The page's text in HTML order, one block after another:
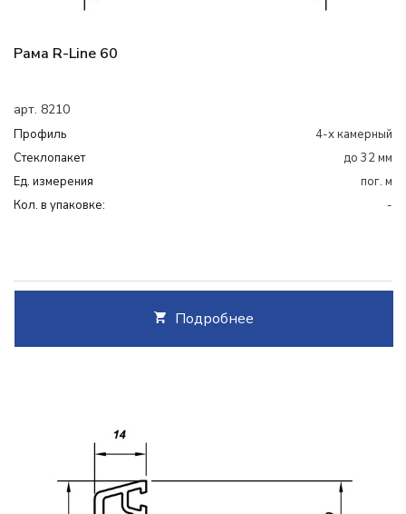
Рама R-Line 60
арт. 8210
Профиль
4-х камерный
Cтеклопакет
до 32 мм
Ед. измерения
пог. м
Кол. в упаковке:
-
Подробнее